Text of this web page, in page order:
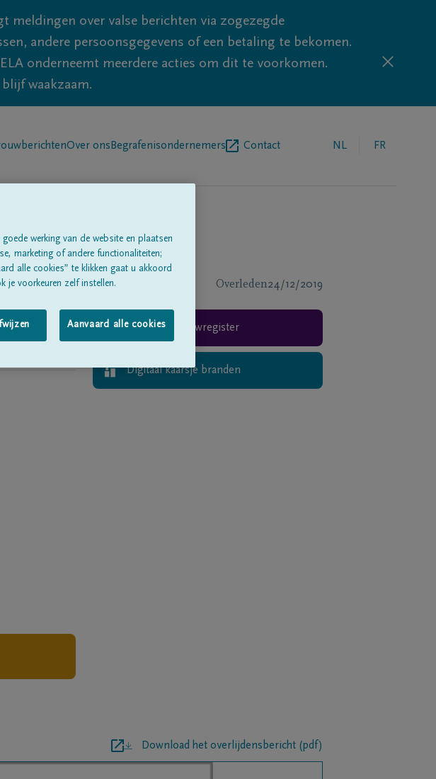
meldingen over valse berichten via zogezegde
andere persoonsgegevens of een betaling te bekomen.
onderneemt meerdere acties om dit te voorkomen.
waakzaam.
Over ons Begrafenisondernemers Contact NL FR
Overleden24/12/2019
Rouwregister
Digitaal kaarsje branden
Download het overlijdensbericht (pdf)
werking van de website en plaatsen
marketing of andere functionaliteiten;
alle cookies” te klikken gaat u akkoord
je voorkeuren zelf instellen.
Aanvaard alle cookies